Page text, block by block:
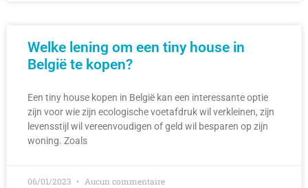
Welke lening om een tiny house in
België te kopen?
Een tiny house kopen in België kan een interessante optie
zijn voor wie zijn ecologische voetafdruk wil verkleinen, zijn
levensstijl wil vereenvoudigen of geld wil besparen op zijn
woning. Zoals
06/01/2023 Aucun commentaire